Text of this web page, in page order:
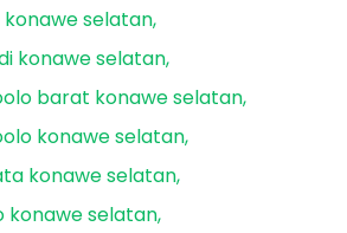
selatan
konawe selatan
barat konawe selatan
konawe selatan
konawe selatan
konawe selatan